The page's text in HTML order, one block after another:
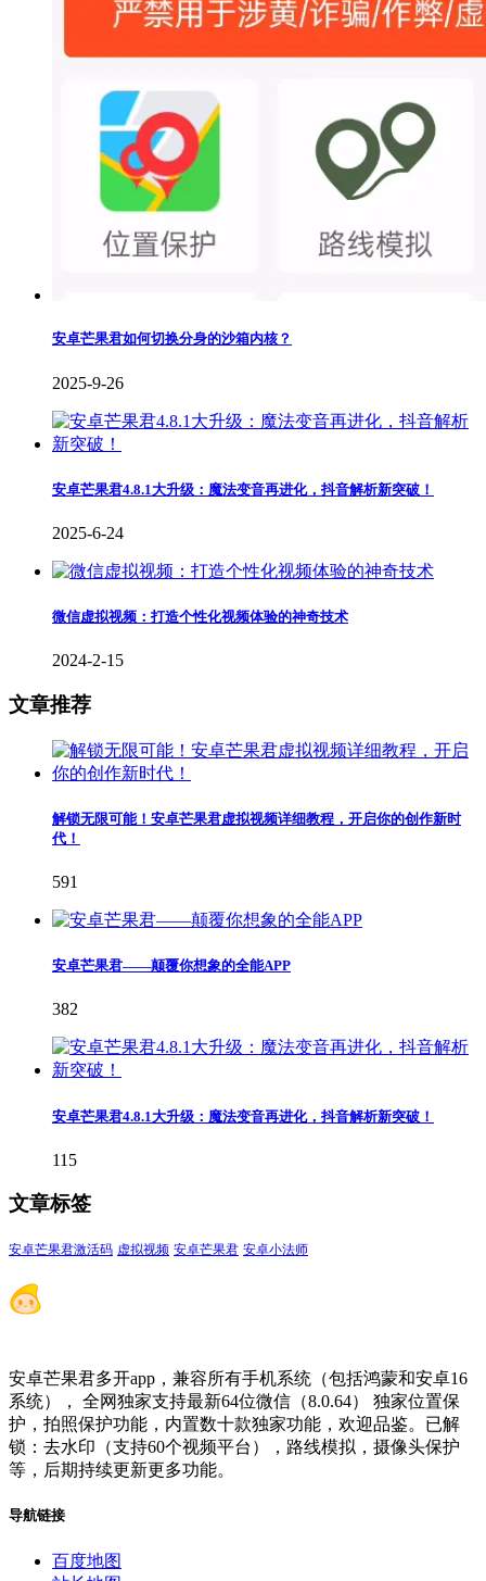
安卓芒果君如何切换分身的沙箱内核？
2025-9-26
安卓芒果君4.8.1大升级：魔法变音再进化，抖音解析新突破！
2025-6-24
微信虚拟视频：打造个性化视频体验的神奇技术
2024-2-15
文章推荐
解锁无限可能！安卓芒果君虚拟视频详细教程，开启你的创作新时
代！
591
安卓芒果君——颠覆你想象的全能APP
382
安卓芒果君4.8.1大升级：魔法变音再进化，抖音解析新突破！
115
文章标签
安卓芒果君激活码 虚拟视频 安卓芒果君 安卓小法师
安卓芒果君多开app，兼容所有手机系统（包括鸿蒙和安卓16
系统）， 全网独家支持最新64位微信（8.0.64） 独家位置保
护，拍照保护功能，内置数十款独家功能，欢迎品鉴。已解
锁：去水印（支持60个视频平台），路线模拟，摄像头保护
等，后期持续更新更多功能。
导航链接
百度地图